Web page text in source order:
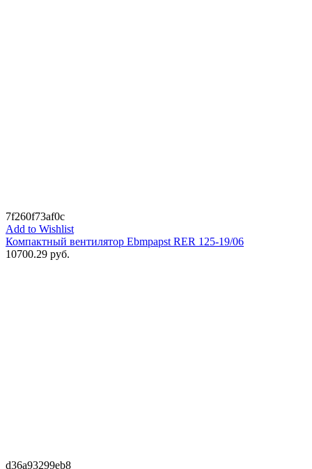
7f260f73af0c
Add to Wishlist
Компактный вентилятор Ebmpapst RER 125-19/06
10700.29 руб.
d36a93299eb8